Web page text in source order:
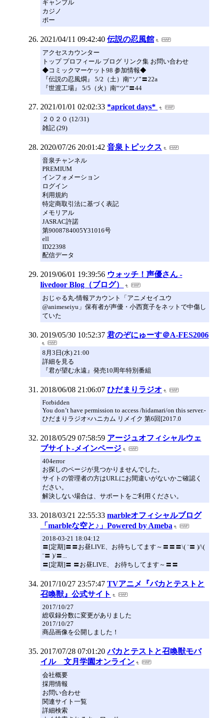
ギャンブル
カジノ
ポー
2021/04/11 09:42:40 伝説の忍風館
アクセスカウンター
トップ プロフィール ブログ リンク集 お問い合わせ
◆コミックマーケット98 参加情報◆
『伝説の忍風燗』 5/2（土）南“ソ”〓22a
『世渡工場』 5/5（火）南“ツ”〓44
2021/01/01 02:02:33 *apricot days*
２０２０ (12/31)
雑記 (29)
2020/07/26 20:01:42 音泉トピックス
音泉チャンネル
PREMIUM
インフォメーション
ログイン
利用規約
特定商取引法に基づく表記
メモリアル
JASRAC許諾
第9008784005Y31016号
ell
ID22398
配信データ
2019/06/01 19:39:56 ウォッチ！声優さん -
livedoor Blog（ブログ）
おじゃる丸-情報アカウント「アニメセイユウ
@animeseiyu」保有者が声優・小西寛子をネットで中傷し
ていた
2019/05/30 10:52:37 君のぞにゅーす＠A-FES2006
8月3日(水) 21:00
詳細を見る
『君が望む永遠』発売10周年特別番組
2018/06/08 21:06:07 ひだまりラジオ
Forbidden
You don’t have permission to access /hidamari/on this server.-
ひだまりラジオ×ハニカム リメイク 第6回[2017.0
2018/05/29 07:58:59 アージュオフィシャルウェ
ブサイト-メインページ
404error
お探しのページが見つかりませんでした。
サイトの管理者の方はURLにお間違いがないかご確認く
ださい。
解決しない場合は、サポートをご利用ください。
2018/03/21 22:55:33 marbleオフィシャルブログ
「marbleな空と♪」Powered by Ameba
2018-03-21 18:04:12
〓[定期]〓〓お昼LIVE、お待ちしてます～〓〓〓\( ¨〓 )/\(
¨〓 )/〓...
〓[定期]〓 〓お昼LIVE、 お待ちしてます～〓〓
2017/10/27 23:57:47 TVアニメ『バカとテストと
召喚獣』公式サイト
2017/10/27
総収録分数に変更がありました
2017/10/27
商品画像を公開しました！
2017/07/28 07:01:20 バカとテストと召喚獣モバ
イル 文月学園オンライン
会社概要
採用情報
お問い合わせ
関連サイト一覧
詳細検索